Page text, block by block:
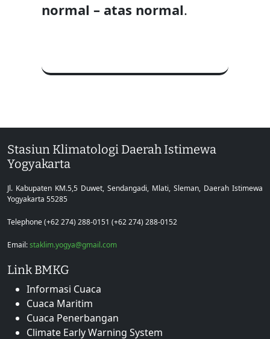
normal – atas normal.
Stasiun Klimatologi Daerah Istimewa
Yogyakarta
Jl. Kabupaten KM.5,5 Duwet, Sendangadi, Mlati, Sleman, Daerah Istimewa
Yogyakarta 55285
Telephone (+62 274) 288-0151 (+62 274) 288-0152
Email:staklim.yogya@gmail.com
Link BMKG
Informasi Cuaca
Cuaca Maritim
Cuaca Penerbangan
Climate Early Warning System